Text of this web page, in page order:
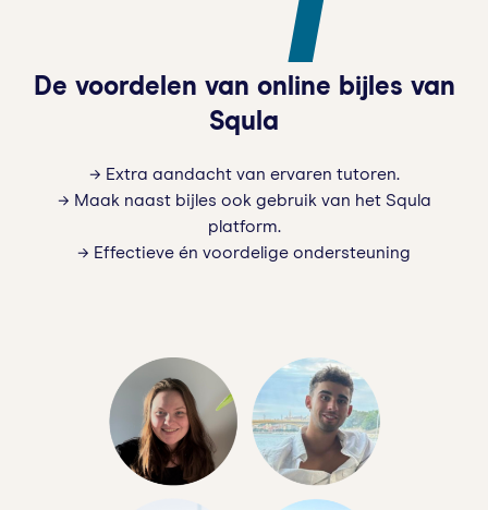
De voordelen van online bijles van
Squla
→ Extra aandacht van ervaren tutoren.
→ Maak naast bijles ook gebruik van het Squla
platform.
→ Effectieve én voordelige ondersteuning